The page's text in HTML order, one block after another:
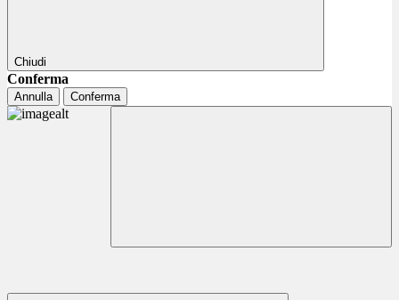
Chiudi
Conferma
Annulla Conferma